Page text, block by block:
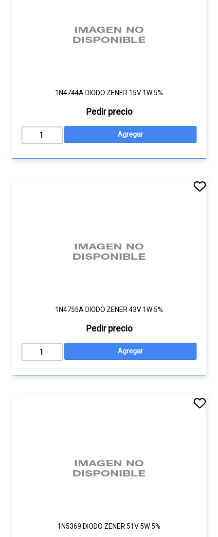
1N4744A DIODO ZENER 15V 1W 5%
Pedir precio
1N4755A DIODO ZENER 43V 1W 5%
Pedir precio
1N5369 DIODO ZENER 51V 5W 5%